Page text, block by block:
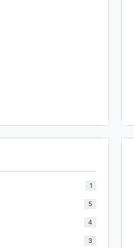
1
5
4
3